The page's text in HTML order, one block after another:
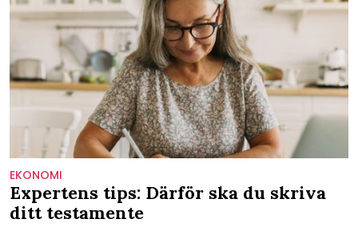
EKONOMI
Expertens tips: Därför ska du skriva
ditt testamente